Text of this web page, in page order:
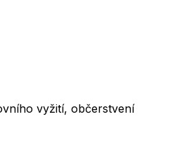
vyžití, občerstvení